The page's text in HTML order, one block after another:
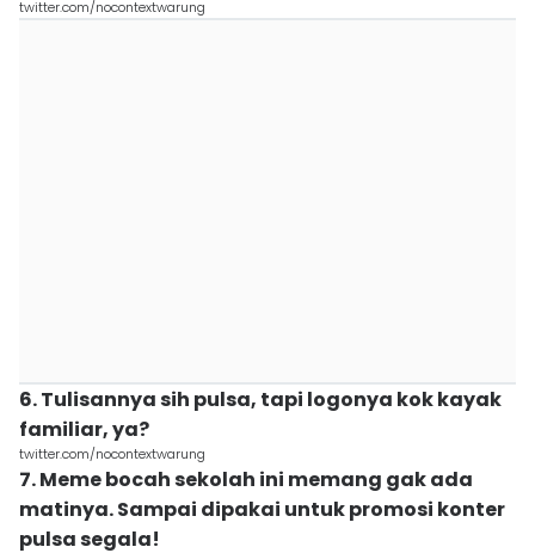
twitter.com/nocontextwarung
6. Tulisannya sih pulsa, tapi logonya kok kayak
familiar, ya?
twitter.com/nocontextwarung
7. Meme bocah sekolah ini memang gak ada
matinya. Sampai dipakai untuk promosi konter
pulsa segala!